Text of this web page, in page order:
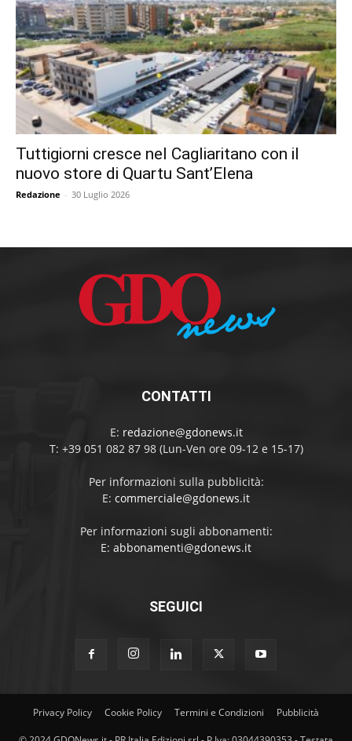
Tuttigiorni cresce nel Cagliaritano con il
nuovo store di Quartu Sant’Elena
Redazione - 30 Luglio 2026
CONTATTI
E: redazione@gdonews.it
T: +39 051 082 87 98 (Lun-Ven ore 09-12 e 15-17)
Per informazioni sulla pubblicità:
E: commerciale@gdonews.it
Per informazioni sugli abbonamenti:
E: abbonamenti@gdonews.it
SEGUICI
Privacy Policy Cookie Policy Termini e Condizioni Pubblicità